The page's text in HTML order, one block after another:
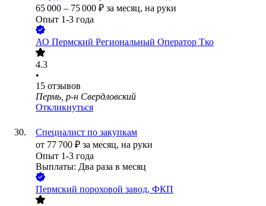
65 000 – 75 000 ₽ за месяц, на руки
Опыт 1-3 года
АО Пермский Региональный Оператор Тко
4.3
•
15 отзывов
Пермь, р-н Свердловский
Откликнуться
Специалист по закупкам
от 77 700 ₽ за месяц, на руки
Опыт 1-3 года
Выплаты: Два раза в месяц
Пермский пороховой завод, ФКП